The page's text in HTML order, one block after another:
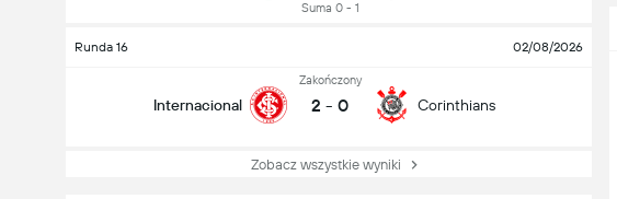
Suma 0 - 1
Runda 16 02/08/2026
Internacional
Zakończony
2 - 0 Corinthians
Zobacz wszystkie wyniki